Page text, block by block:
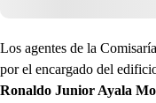
Los agentes de la
por el encargado del
Ronaldo Junior Ayala